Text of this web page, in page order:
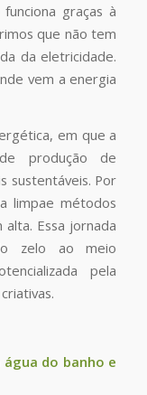
graças à
que não tem
da eletricidade.
vem a energia
em que a
produção de
sustentáveis. Por
limpae métodos
Essa jornada
zelo ao meio
pela
água do banho e